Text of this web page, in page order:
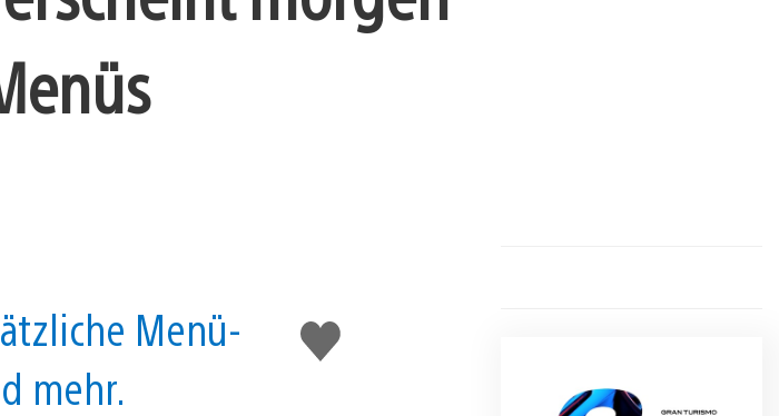
Gefällt
mir
Menü-
mehr.